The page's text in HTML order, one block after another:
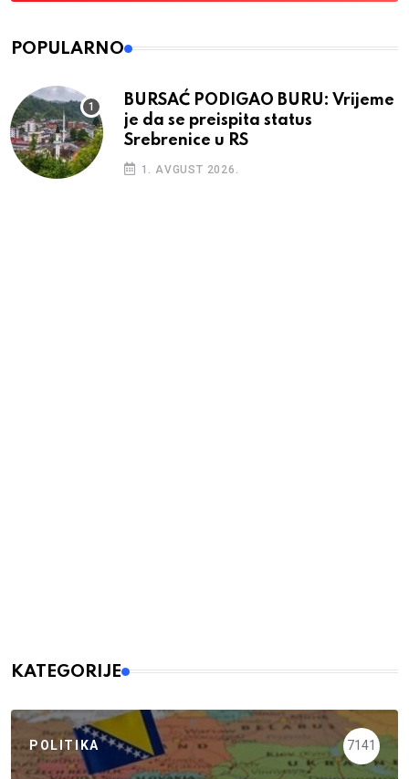
POPULARNO
BURSAĆ PODIGAO BURU: Vrijeme
je da se preispita status
Srebrenice u RS
1. AVGUST 2026.
KATEGORIJE
POLITIKA 7141